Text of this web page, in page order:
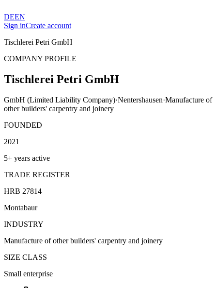
DEEN
Sign inCreate account
Tischlerei Petri GmbH
COMPANY PROFILE
Tischlerei Petri GmbH
GmbH (Limited Liability Company)·Nentershausen·Manufacture of
other builders' carpentry and joinery
FOUNDED
2021
5+ years active
TRADE REGISTER
HRB 27814
Montabaur
INDUSTRY
Manufacture of other builders' carpentry and joinery
SIZE CLASS
Small enterprise